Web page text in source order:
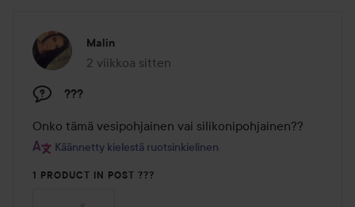
Malin
2 viikkoa sitten
Viesti luotiin 2 viikkoa sitten
???
Onko tämä vesipohjainen vai silikonipohjainen??
Käännetty kielestä ruotsinkielinen
1 PRODUCT IN POST ???